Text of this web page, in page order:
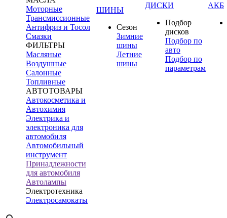
Моторные
Трансмиссионные
Антифриз и Тосол
Смазки
ФИЛЬТРЫ
Масляные
Воздушные
Салонные
Топливные
АВТОТОВАРЫ
Автокосметика и
Автохимия
Электрика и
электроника для
автомобиля
Автомобильный
инструмент
Принадлежности
для автомобиля
Автолампы
Электротехника
Электросамокаты
ШИНЫ
Сезон
Зимние
шины
Летние
шины
ДИСКИ
Подбор
дисков
Подбор по
авто
Подбор по
параметрам
АКБ